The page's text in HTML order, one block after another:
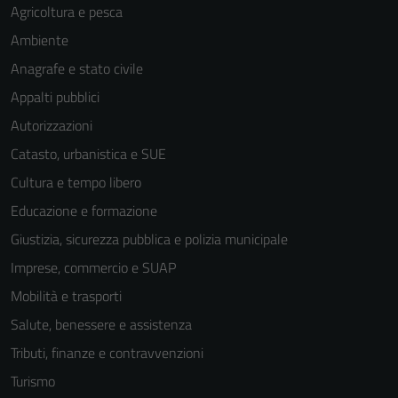
Agricoltura e pesca
Ambiente
Anagrafe e stato civile
Appalti pubblici
Autorizzazioni
Catasto, urbanistica e SUE
Cultura e tempo libero
Educazione e formazione
Giustizia, sicurezza pubblica e polizia municipale
Imprese, commercio e SUAP
Mobilità e trasporti
Salute, benessere e assistenza
Tributi, finanze e contravvenzioni
Turismo